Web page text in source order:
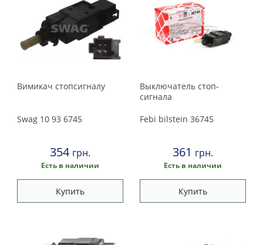
Вимикач стопсигналу
Swag 10 93 6745
354 грн.
Есть в наличии
Купить
Выключатель стоп-
сигнала
Febi bilstein 36745
361 грн.
Есть в наличии
Купить